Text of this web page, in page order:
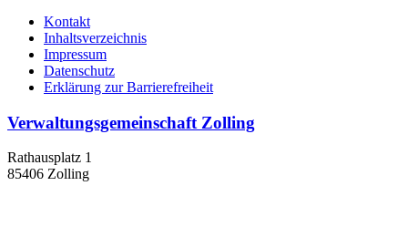
Kontakt
Inhaltsverzeichnis
Impressum
Datenschutz
Erklärung zur Barrierefreiheit
Verwaltungsgemeinschaft Zolling
Rathausplatz 1
85406 Zolling